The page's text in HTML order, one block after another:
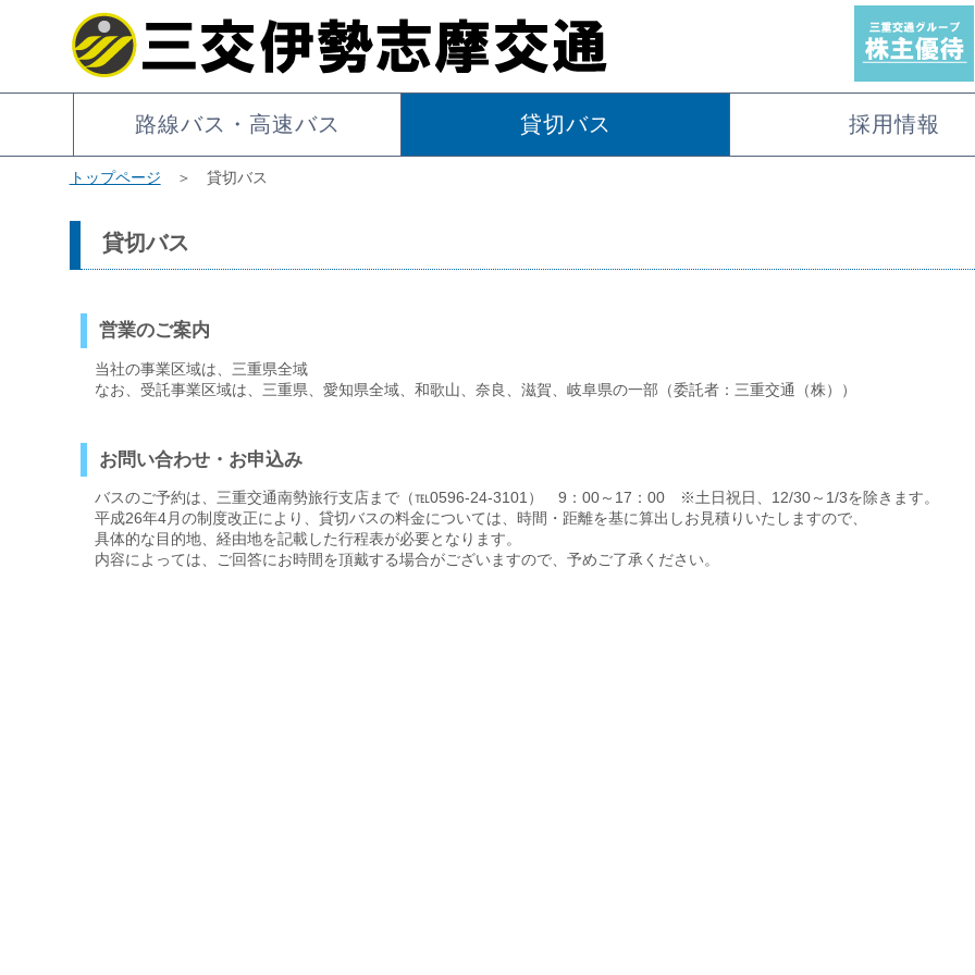
路線バス・高速バス 貸切バス 採用情報
トップページ ＞ 貸切バス
貸切バス
営業のご案内
当社の事業区域は、三重県全域
なお、受託事業区域は、三重県、愛知県全域、和歌山、奈良、滋賀、岐阜県の一部（委託者：三重交通（株））
お問い合わせ・お申込み
バスのご予約は、三重交通南勢旅行支店まで（℡0596-24-3101） 9：00～17：00 ※土日祝日、12/30～1/3を除きます。
平成26年4月の制度改正により、貸切バスの料金については、時間・距離を基に算出しお見積りいたしますので、
具体的な目的地、経由地を記載した行程表が必要となります。
内容によっては、ご回答にお時間を頂戴する場合がございますので、予めご了承ください。